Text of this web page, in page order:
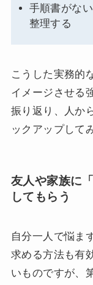
手順書がな
整理する
こうした実務的
イメージさせる
振り返り、人か
ックアップして
友人や家族に
してもらう
自分一人で悩ま
求める方法も有
いものですが、